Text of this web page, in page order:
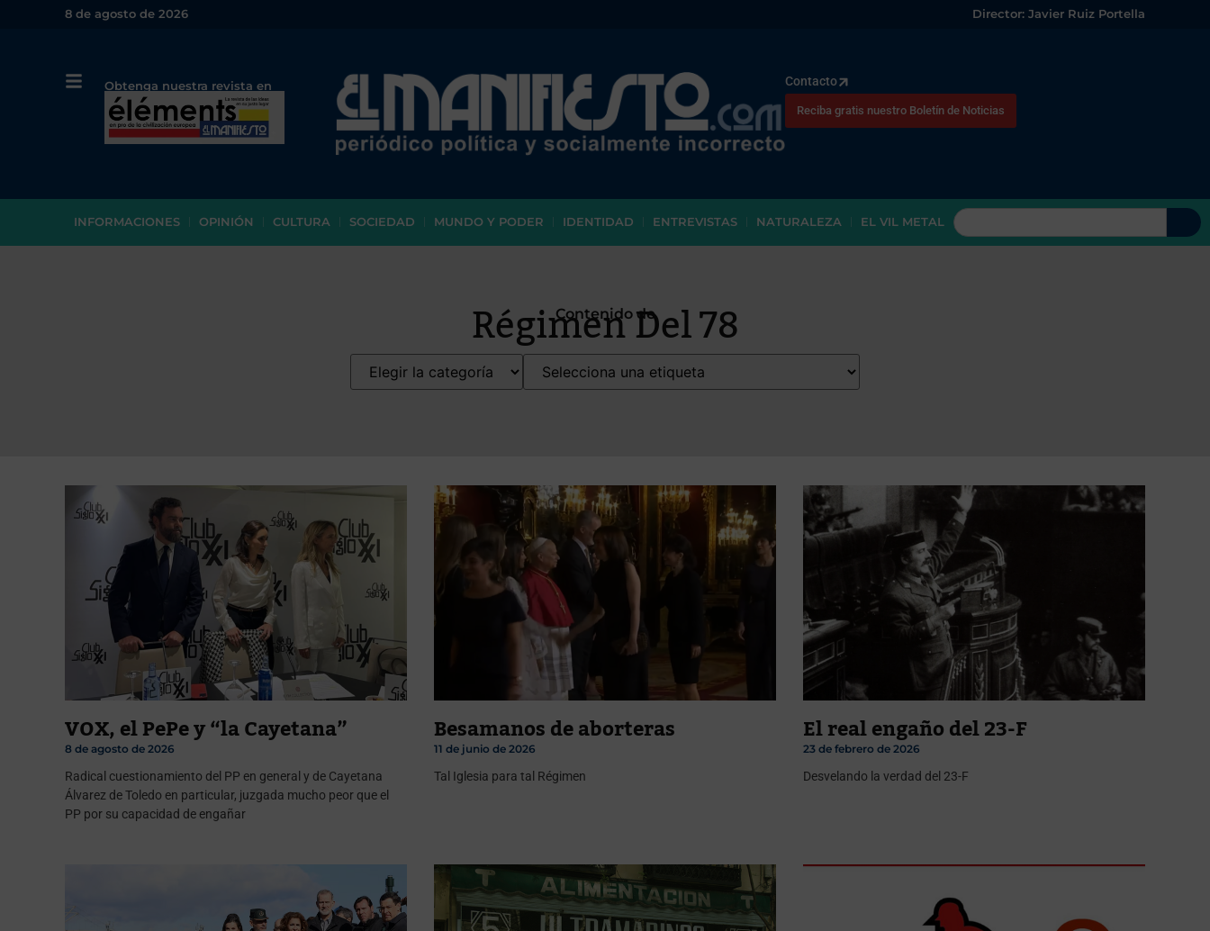
8 de agosto de 2026 Director: Javier Ruiz Portella
Obtenga nuestra revista en
papel o en PDF
Contacto
Reciba gratis nuestro Boletín de Noticias
INFORMACIONES OPINIÓN CULTURA SOCIEDAD MUNDO Y PODER IDENTIDAD ENTREVISTAS NATURALEZA EL VIL METAL
Contenido de
Régimen Del 78
VOX, el PePe y “la Cayetana”
8 de agosto de 2026
Radical cuestionamiento del PP en general y de Cayetana
Álvarez de Toledo en particular, juzgada mucho peor que el
PP por su capacidad de engañar
Besamanos de aborteras
11 de junio de 2026
Tal Iglesia para tal Régimen
El real engaño del 23-F
23 de febrero de 2026
Desvelando la verdad del 23-F